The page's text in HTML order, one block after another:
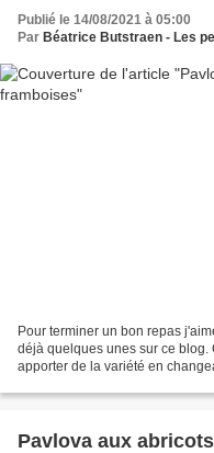
Publié le 14/08/2021 à 05:00
Par Béatrice Butstraen - Les
Pour terminer un bon repas
déjà quelques unes sur ce blog.
apporter de la variété en
Pavlova aux abricots